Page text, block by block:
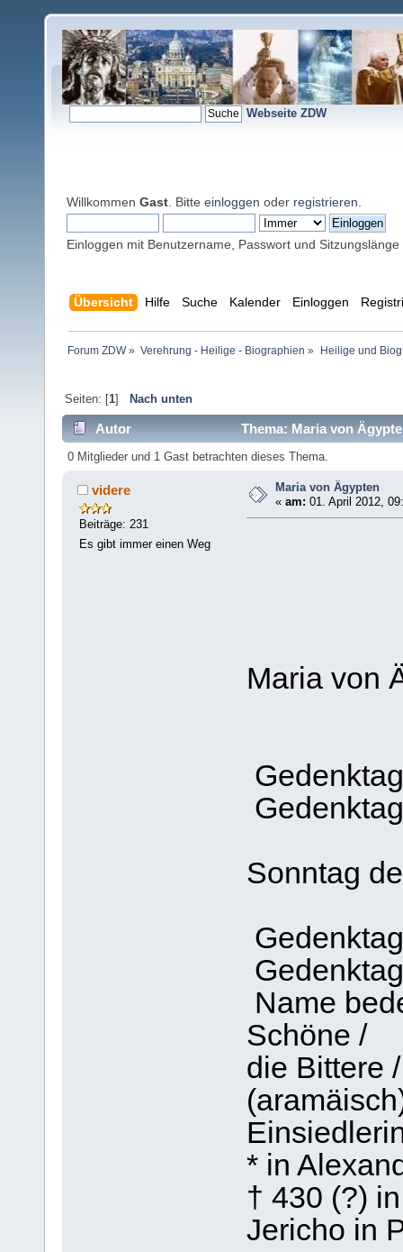
Webseite ZDW
Willkommen Gast . Bitte einloggen oder registrieren
Einloggen mit Benutzername, Passwort und Sitzungslänge
Übersicht Hilfe Suche Kalender Einloggen
Forum ZDW» Verehrung - Heilige - Biographien » Heilige und
Seiten: [1] Nach unten
Autor Thema: Maria von
0 Mitglieder und 1 Gast betrachten dieses Thema.
videre
Beiträge: 231
Es gibt immer einen Weg
Maria von Ägypten
«am: 01. April 2012,
Maria von
Sonntag
Name
Schöne /
die Bittere
* in
† 430 (?)
Jericho in